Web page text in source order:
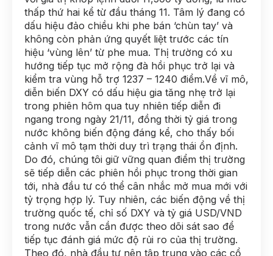
thấp thứ hai kể từ đầu tháng 11. Tâm lý đang có
dấu hiệu đảo chiều khi phe bán ‘chùn tay’ và
không còn phản ứng quyết liệt trước các tín
hiệu ‘vùng lên’ từ phe mua. Thị trường có xu
hướng tiếp tục mở rộng đà hồi phục trở lại và
kiểm tra vùng hỗ trợ 1237 – 1240 điểm.Về vĩ mô,
diễn biến DXY có dấu hiệu gia tăng nhẹ trở lại
trong phiên hôm qua tuy nhiên tiếp diễn đi
ngang trong ngày 21/11, đồng thời tỷ giá trong
nước không biến động đáng kể, cho thấy bối
cảnh vĩ mô tạm thời duy trì trạng thái ổn định.
Do đó, chúng tôi giữ vững quan điểm thị trường
sẽ tiếp diễn các phiên hồi phục trong thời gian
tới, nhà đầu tư có thể cân nhắc mở mua mới với
tỷ trọng hợp lý. Tuy nhiên, các biến động về thị
trường quốc tế, chỉ số DXY và tỷ giá USD/VND
trong nước vẫn cần được theo dõi sát sao để
tiếp tục đánh giá mức độ rủi ro của thị trường.
Theo đó, nhà đầu tư nên tập trung vào các cổ